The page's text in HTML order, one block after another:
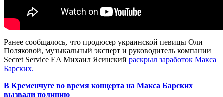
Ранее сообщалось, что продюсер украинской певицы Оли
Поляковой, музыкальный эксперт и руководитель компании
Secret Service EA Михаил Ясинский раскрыл заработок Макса
Барских.
В Кременчуге во время концерта на Макса Барских
вызвали полицию